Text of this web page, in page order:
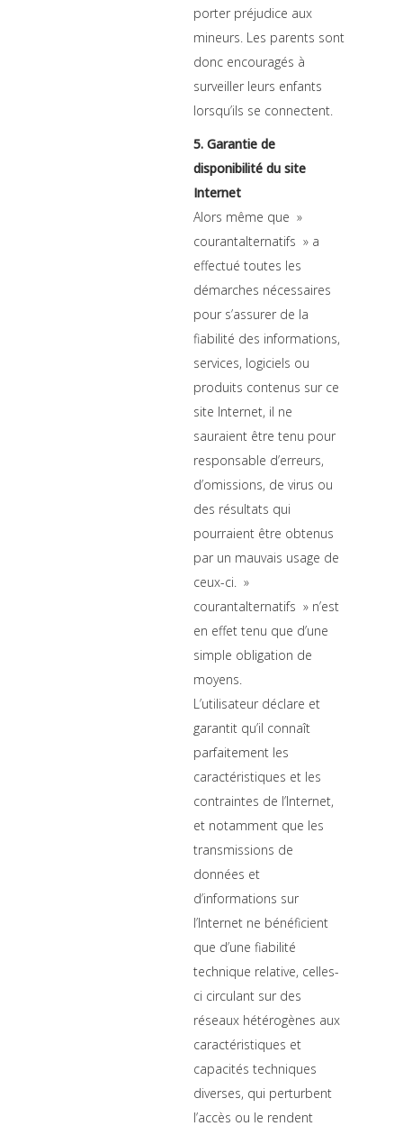
porter préjudice aux
mineurs. Les parents sont
donc encouragés à
surveiller leurs enfants
lorsqu’ils se connectent.
5. Garantie de
disponibilité du site
Internet
Alors même que »
courantalternatifs » a
effectué toutes les
démarches nécessaires
pour s’assurer de la
fiabilité des informations,
services, logiciels ou
produits contenus sur ce
site Internet, il ne
sauraient être tenu pour
responsable d’erreurs,
d’omissions, de virus ou
des résultats qui
pourraient être obtenus
par un mauvais usage de
ceux-ci. »
courantalternatifs » n’est
en effet tenu que d’une
simple obligation de
moyens.
L’utilisateur déclare et
garantit qu’il connaît
parfaitement les
caractéristiques et les
contraintes de l’Internet,
et notamment que les
transmissions de
données et
d’informations sur
l’Internet ne bénéficient
que d’une fiabilité
technique relative, celles-
ci circulant sur des
réseaux hétérogènes aux
caractéristiques et
capacités techniques
diverses, qui perturbent
l’accès ou le rendent